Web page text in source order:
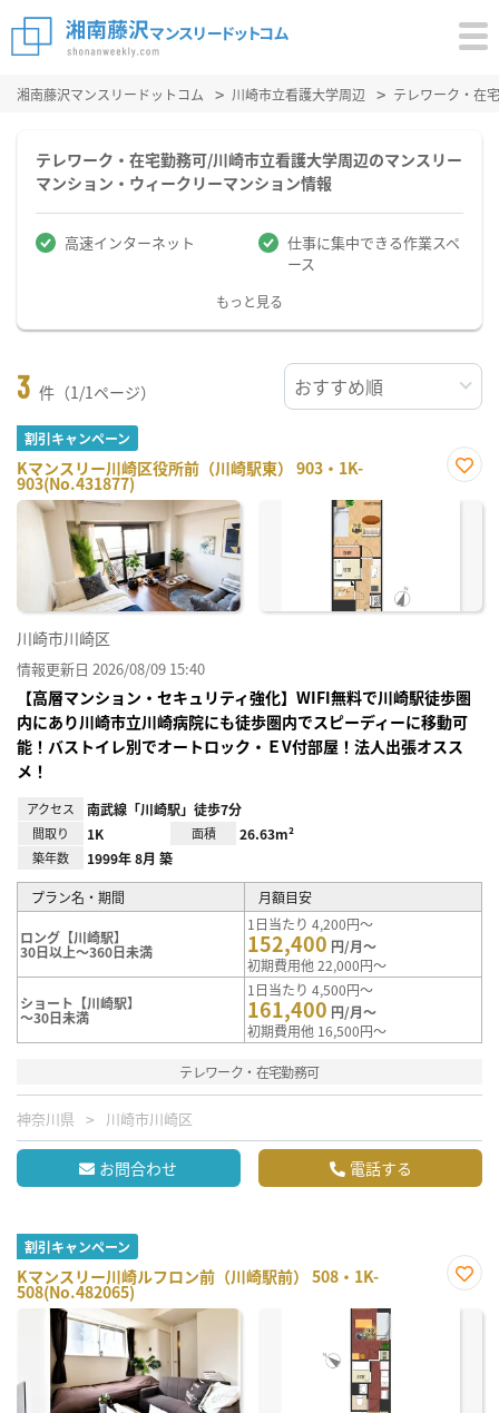
湘南藤沢マンスリードットコム 川崎市立看護大学周辺 テレワーク・在
テレワーク・在宅勤務可/川崎市立看護大学周辺のマンスリー
マンション・ウィークリーマンション情報
高速インターネット
仕事に集中できる作業スペ
ース
もっと見る
3 件（1/1ページ）
割引キャンペーン
Kマンスリー川崎区役所前（川崎駅東） 903・1K-
903(No.431877)
に入
川崎市川崎区
情報更新日 2026/08/09 15:40
【高層マンション・セキュリティ強化】WIFI無料で川崎駅徒歩圏
内にあり川崎市立川崎病院にも徒歩圏内でスピーディーに移動可
能！バストイレ別でオートロック・ＥV付部屋！法人出張オスス
メ！
アクセス 南武線「川崎駅」徒歩7分
間取り 1K 面積 26.63m²
築年数 1999年 8月 築
プラン名・期間 月額目安
ロング【川崎駅】
30日以上～360日未満
1日当たり 4,200円～
152,400 円/月～
初期費用他 22,000円～
ショート【川崎駅】
～30日未満
1日当たり 4,500円～
161,400 円/月～
初期費用他 16,500円～
テレワーク・在宅勤務可
神奈川県 川崎市川崎区
お問合わせ 電話する
割引キャンペーン
Kマンスリー川崎ルフロン前（川崎駅前） 508・1K-
508(No.482065)
に入